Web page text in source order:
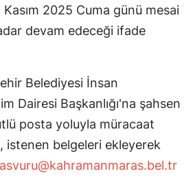
Kasım 2025 Cuma günü mesai
devam edeceği ifade
Belediyesi İnsan
Dairesi Başkanlığı'na şahsen
posta yoluyla müracaat
istenen belgeleri ekleyerek